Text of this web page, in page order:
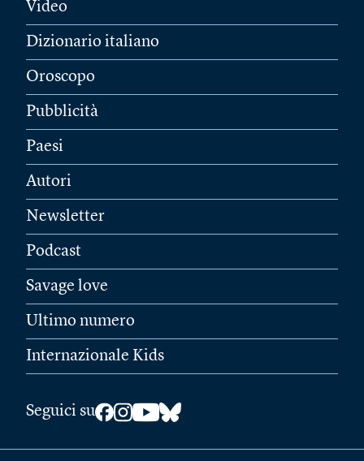
Video
Dizionario italiano
Oroscopo
Pubblicità
Paesi
Autori
Newsletter
Podcast
Savage love
Ultimo numero
Internazionale Kids
Seguici su